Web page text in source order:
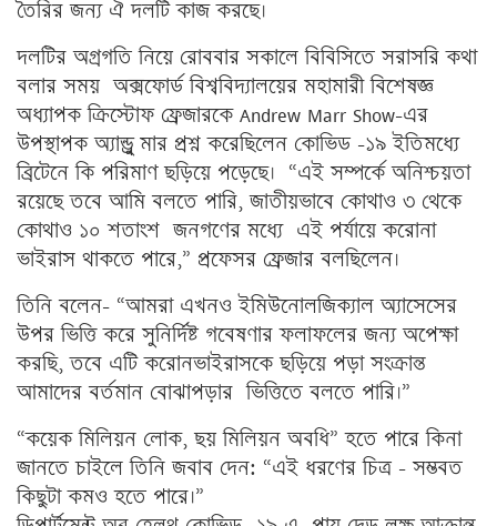
তৈরির জন্য ঐ দলটি কাজ করছে।
দলটির অগ্রগতি নিয়ে রোববার সকালে বিবিসিতে সরাসরি কথা
বলার সময় অক্সফোর্ড বিশ্ববিদ্যালয়ের মহামারী বিশেষজ্ঞ
অধ্যাপক ক্রিস্টোফ ফ্রেজারকে Andrew Marr Show-এর
উপস্থাপক অ্যান্ড্রু মার প্রশ্ন করেছিলেন কোভিড -১৯ ইতিমধ্যে
ব্রিটেনে কি পরিমাণ ছড়িয়ে পড়েছে। “এই সম্পর্কে অনিশ্চয়তা
রয়েছে তবে আমি বলতে পারি, জাতীয়ভাবে কোথাও ৩ থেকে
কোথাও ১০ শতাংশ জনগণের মধ্যে এই পর্যায়ে করোনা
ভাইরাস থাকতে পারে,” প্রফেসর ফ্রেজার বলছিলেন।
তিনি বলেন- “আমরা এখনও ইমিউনোলজিক্যাল অ্যাসেসের
উপর ভিত্তি করে সুনির্দিষ্ট গবেষণার ফলাফলের জন্য অপেক্ষা
করছি, তবে এটি করোনভাইরাসকে ছড়িয়ে পড়া সংক্রান্ত
আমাদের বর্তমান বোঝাপড়ার ভিত্তিতে বলতে পারি।”
“কয়েক মিলিয়ন লোক, ছয় মিলিয়ন অবধি” হতে পারে কিনা
জানতে চাইলে তিনি জবাব দেন: “এই ধরণের চিত্র – সম্ভবত
কিছুটা কমও হতে পারে।”